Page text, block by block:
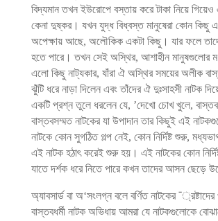
বিদ্যমান তখন ইউরোপে বস্তায় করে টাকা নিয়ে
কেনা দুষ্কর। যখন যুদ্ধ বিধ্বস্ত মানুষেরা কোন কিছু
অপেক্ষায় আছে, অলৌকিক একটা কিছু। যার ফলে
হতে পারে। তখন সেই অস্থির, আশাহীন মানুষগুলোর
এলো কিছু নাট্যকার, যাঁরা ঐ অস্থির সময়ের অলীক
ঝুঁটি ধরে নাড়া দিলেন এবং তাঁদের ঐ দুঃসাহসী নাটক
একটি প্রশ্ন তুলে ধরলেন যে, ’দেখো চোখ খুলে,
বাস্তবসম্মত নাটকের যা উপাদান তার কিছুই এই
নাটকে কোন সুগঠিত গল্প নেই, কোন নির্দিষ্ট শুরু,
এই নাটক হঠাৎ করেই শুরু হয়। এই নাটকের কোন
যাতে দর্শক ধরে নিতে পারে কখন তাদের আসন ছেড়ে
অ্যাবসার্ড বা অ‘সংলগ্ন বলে বর্ণিত নাটকের
বাস্তবধর্মী নাটক অভিধায় আমরা যে নাটকগুলোকে